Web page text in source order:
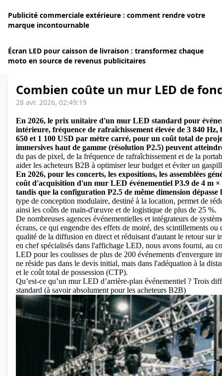
Publicité commerciale extérieure : comment rendre votre
marque incontournable
Écran LED pour caisson de livraison : transformez chaque
moto en source de revenus publicitaires
Combien coûte un mur LED de
28 avr. 2026, 02:49:19
En 2026, le prix unitaire d'un mur LED standard pour
intérieure, fréquence de rafraîchissement élevée de 3 840
650 et 1 100 USD par mètre carré, pour un coût total de
immersives haut de gamme (résolution P2.5) peuvent
du pas de pixel, de la fréquence de rafraîchissement et de la
aider les acheteurs B2B à optimiser leur budget et éviter un
En 2026, pour les concerts, les expositions, les assemblées
coût d'acquisition d'un mur LED événementiel P3.9 de 4 m
tandis que la configuration P2.5 de même dimension dépasse
type de conception modulaire, destiné à la location, permet de
ainsi les coûts de main-d'œuvre et de logistique de plus de 25 %.
De nombreuses agences événementielles et intégrateurs de
écrans, ce qui engendre des effets de moiré, des scintillements
qualité de la diffusion en direct et réduisant d'autant le retour sur
en chef spécialisés dans l'affichage LED, nous avons fourni, au
LED pour les coulisses de plus de 200 événements d'envergure
ne réside pas dans le devis initial, mais dans l'adéquation à la
et le coût total de possession (CTP).
Qu’est-ce qu’un mur LED d’arrière-plan événementiel ? Trois
standard (à savoir absolument pour les acheteurs B2B)